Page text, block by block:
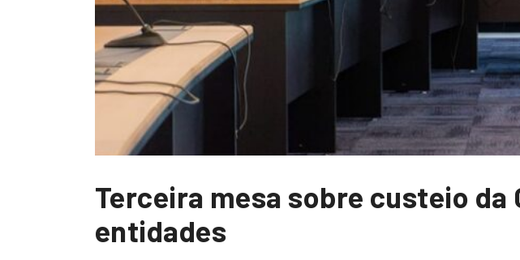
Terceira mesa sobre custeio
entidades